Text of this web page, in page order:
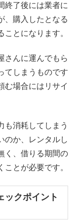
終了後には業者に
、購入したとなる
とになります。
さんに運んでもら
てしまうものです
む場合にはリサイ
も消耗してしまう
のか、レンタルし
く、借りる期間の
とが必要です。
ックポイント